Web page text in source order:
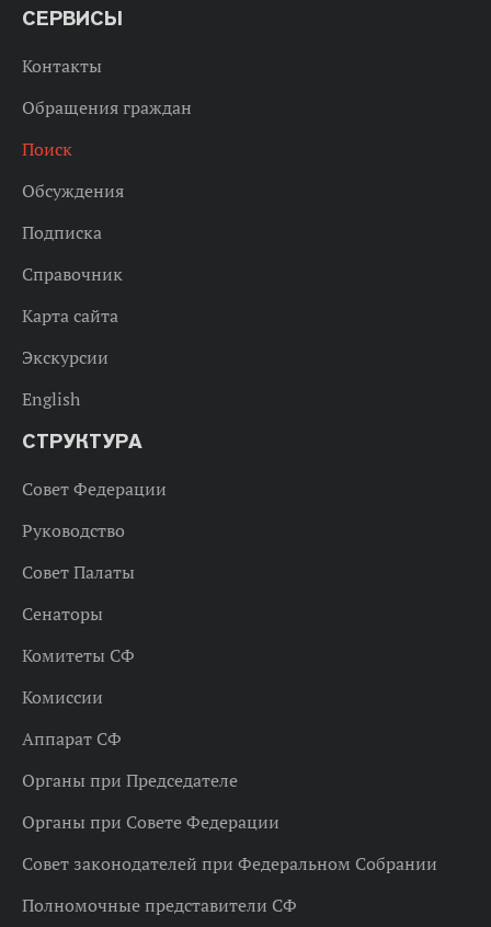
СЕРВИСЫ
Контакты
Обращения граждан
Поиск
Обсуждения
Подписка
Справочник
Карта сайта
Экскурсии
English
СТРУКТУРА
Совет Федерации
Руководство
Совет Палаты
Сенаторы
Комитеты СФ
Комиссии
Аппарат СФ
Органы при Председателе
Органы при Совете Федерации
Совет законодателей при Федеральном Собрании
Полномочные представители СФ